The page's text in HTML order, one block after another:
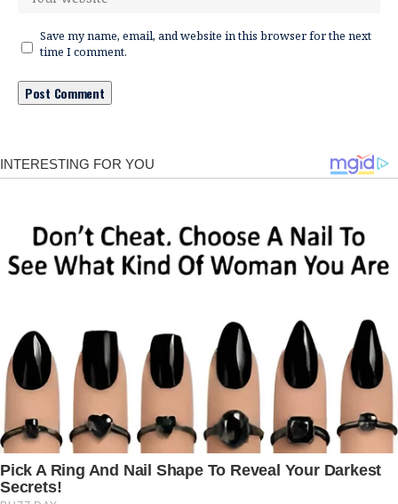
Save my name, email, and website in this browser for the next
time I comment.